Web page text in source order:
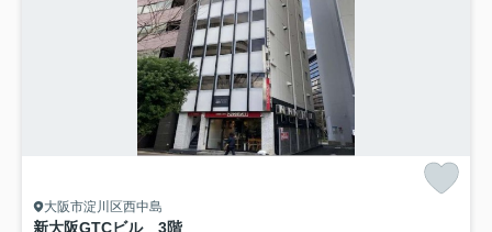
大阪市淀川区西中島
新大阪GTCビル 3階